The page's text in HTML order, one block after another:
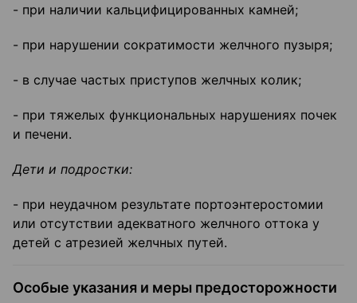
- при наличии кальцифицированных камней;
- при нарушении сократимости желчного пузыря;
- в случае частых приступов желчных колик;
- при тяжелых функциональных нарушениях почек
и печени.
Дети и подростки:
- при неудачном результате портоэнтеростомии
или отсутствии адекватного желчного оттока у
детей с атрезией желчных путей.
Особые указания и меры предосторожности